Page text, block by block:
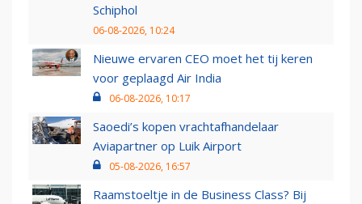
Schiphol
06-08-2026, 10:24
Nieuwe ervaren CEO moet het tij keren
voor geplaagd Air India
06-08-2026, 10:17
Saoedi’s kopen vrachtafhandelaar
Aviapartner op Luik Airport
05-08-2026, 16:57
Raamstoeltje in de Business Class? Bij